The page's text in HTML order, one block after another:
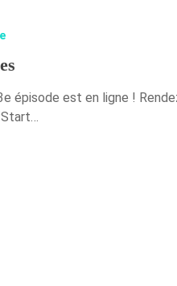
épisode est en ligne !